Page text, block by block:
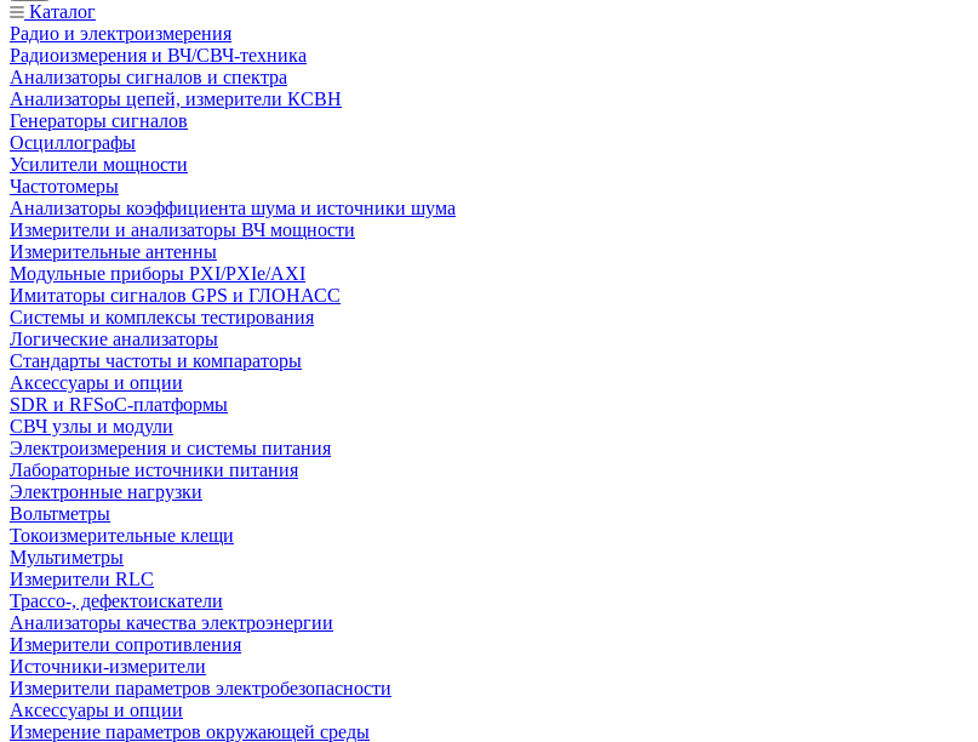
Каталог
Радио и электроизмерения
Радиоизмерения и ВЧ/СВЧ-техника
Анализаторы сигналов и спектра
Анализаторы цепей, измерители КСВН
Генераторы сигналов
Осциллографы
Усилители мощности
Частотомеры
Анализаторы коэффициента шума и источники шума
Измерители и анализаторы ВЧ мощности
Измерительные антенны
Модульные приборы PXI/PXIe/AXI
Имитаторы сигналов GPS и ГЛОНАСС
Системы и комплексы тестирования
Логические анализаторы
Стандарты частоты и компараторы
Аксессуары и опции
SDR и RFSoC‑платформы
СВЧ узлы и модули
Электроизмерения и системы питания
Лабораторные источники питания
Электронные нагрузки
Вольтметры
Токоизмерительные клещи
Мультиметры
Измерители RLC
Трассо-, дефектоискатели
Анализаторы качества электроэнергии
Измерители сопротивления
Источники-измерители
Измерители параметров электробезопасности
Аксессуары и опции
Измерение параметров окружающей среды